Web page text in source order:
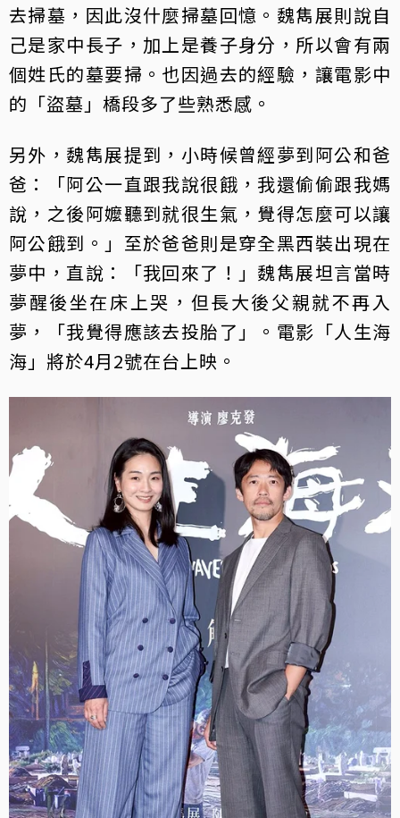
去掃墓，因此沒什麼掃墓回憶。魏雋展則說自
己是家中長子，加上是養子身分，所以會有兩
個姓氏的墓要掃。也因過去的經驗，讓電影中
的「盜墓」橋段多了些熟悉感。
另外，魏雋展提到，小時候曾經夢到阿公和爸
爸：「阿公一直跟我說很餓，我還偷偷跟我媽
說，之後阿嬤聽到就很生氣，覺得怎麼可以讓
阿公餓到。」至於爸爸則是穿全黑西裝出現在
夢中，直說：「我回來了！」魏雋展坦言當時
夢醒後坐在床上哭，但長大後父親就不再入
夢，「我覺得應該去投胎了」。電影「人生海
海」將於4月2號在台上映。